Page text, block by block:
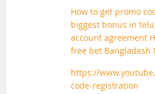
How to get promo
biggest bonus in
account agreement
free bet Bangladesh
https://
code-registration